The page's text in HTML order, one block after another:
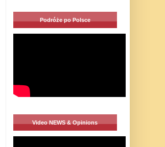
Podróże po Polsce
Video NEWS & Opinions